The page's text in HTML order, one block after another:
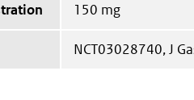
150 mg
NCT03028740, J